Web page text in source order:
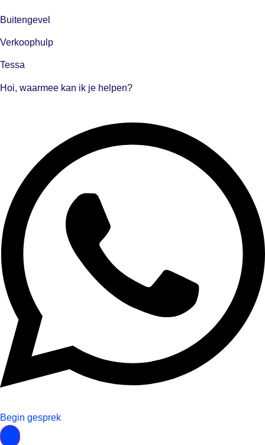
Buitengevel
Verkoophulp
Tessa
Hoi, waarmee kan ik je helpen?
Begin gesprek